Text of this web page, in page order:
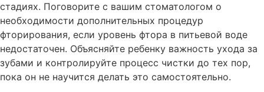
стадиях. Поговорите с вашим стоматологом о
необходимости дополнительных процедур
фторирования, если уровень фтора в питьевой воде
недостаточен. Объясняйте ребенку важность ухода за
зубами и контролируйте процесс чистки до тех пор,
пока он не научится делать это самостоятельно.